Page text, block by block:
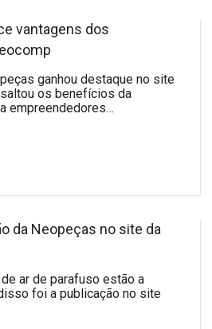
vantagens dos
ganhou destaque no site
os benefícios da
empreendedores…
da Neopeças no site da
ar de parafuso estão a
foi a publicação no site